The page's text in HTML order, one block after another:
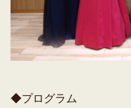
◆プログラム